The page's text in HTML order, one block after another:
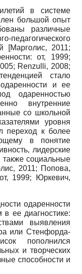
в системе
большой опыт
различные
[Марголис, 2011;
от, 1999;
; Renzulli, 2008;
стало
и ее
одаренностью
внутренние
со школьной
уровня
переход к более
в понятие
лидерские
также социальные
2011; Попова,
1999;
Юркевич,
одаренности
ее диагностике:
выявления
или Стенфорда-
пополнился
и творческих
способности и